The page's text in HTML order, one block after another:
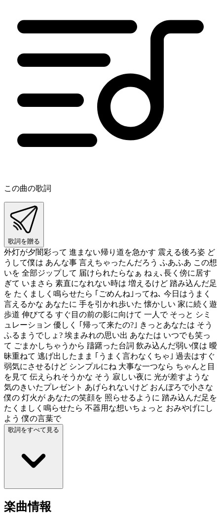
この曲の歌詞
歌詞を贈る
外灯が夕闇彩って 進まない帰り道を急かす 震える後ろ姿 ど
うして僕は あんな事 言えちゃったんだろう ふあふあ この想
いを 全部ジップして 届けられたらなぁ ねぇ､長く傍に居す
ぎて いまさら 素直になれない時は 増えるけど 踏み込んだ足
を たくましく鳴らせたら ｢ごめんね｣ってね､ 今日はうまく
言えるかな あなたに 手を引かれ歩いた 懐かしい 家に続く遊
歩道 伸びてる すぐ目の前の影に向けて 一人で そっと シミ
ュレーション 優しく ｢帰って来たの?｣ きっとあなたは そう
ふるまうでしょ? 埃まみれの思い出 あなたは いつでも笑っ
て ごまかしちゃうから 躊躇った台詞 飲み込んだ弱い僕は 曖
昧重ねて 逃げ出したまま ｢うまく言わなくちゃ｣ 過去はすぐ
弱気にさせるけど シンプルにね 大事な一つなら ちゃんと目
を見て 伝えられそうかな そう 寂しい夜に 光が差すような
気のきいたプレゼント あげられないけど おんぼろで小さな
僕の 灯火が あなたの笑顔を 照らせるように 踏み込んだ足を
たくましく鳴らせたら 不器用な想いちょっと おみやげにし
よう 僕の言葉で
歌詞をすべて見る
楽曲情報